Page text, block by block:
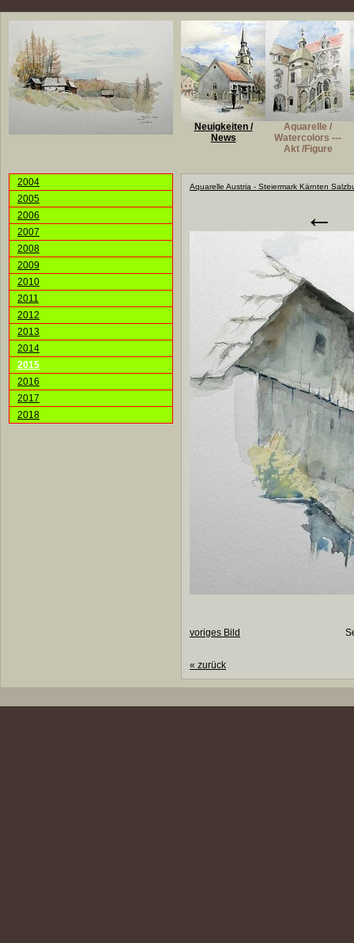
Neuigkeiten /
News
Aquarelle /
Watercolors ---
Akt /Figure
2004
2005
2006
2007
2008
2009
2010
2011
2012
2013
2014
2015
2016
2017
2018
Aquarelle Austria - Steiermark Kärnten
←
voriges Bild
« zurück